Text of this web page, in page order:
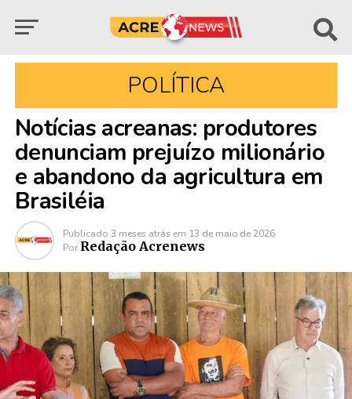
POLÍTICA
Notícias acreanas: produtores
denunciam prejuízo milionário
e abandono da agricultura em
Brasiléia
Publicado 3 meses atrás em 13 de maio de 2026
Por Redação Acrenews